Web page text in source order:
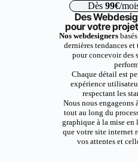
Dès 99€/
Des
pour votre
Nos webdesigners
dernières tendances
pour concevoir des
Chaque détail est
expérience
respectant les
Nous nous engageons
tout au long du
graphique à la mise
que votre site internet
vos attentes et